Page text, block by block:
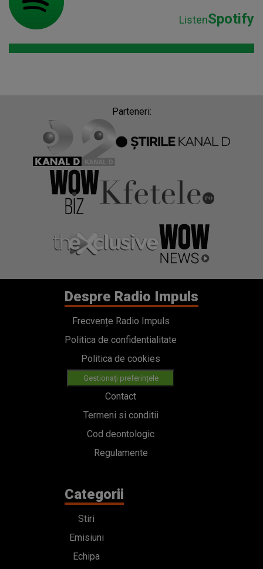
ListenSpotify
Parteneri:
Despre Radio Impuls
Frecvențe Radio Impuls
Politica de confidentialitate
Politica de cookies
Gestionați preferințele
Contact
Termeni si conditii
Cod deontologic
Regulamente
Categorii
Stiri
Emisiuni
Echipa